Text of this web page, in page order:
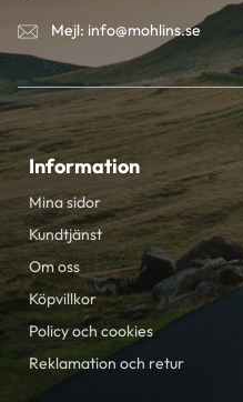
Mejl: info@mohlins.se
Information
Mina sidor
Kundtjänst
Om oss
Köpvillkor
Policy och cookies
Reklamation och retur